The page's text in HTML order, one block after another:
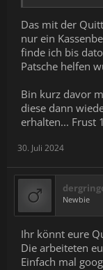
Das mit der
nur ein
finde ich bis
Patsche helfen
Bin kurz davor
diese dann
erhalten... Frust
30. Juli 2024
Newbie
Ihr könnt eure
Die arbeiteten
Einfach mal